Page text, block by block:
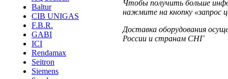
Baltur
CIB UNIGAS
F.B.R.
GABI
ICI
Rendamax
Seitron
Siemens
Чтобы получить больше
нажмите на кнопку «запрос
Доставка оборудования
России и странам СНГ